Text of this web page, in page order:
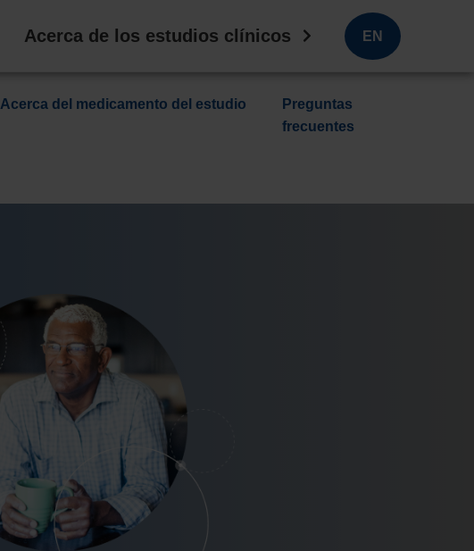
Acerca de los estudios clínicos EN
Acerca del medicamento del estudio
Preguntas
frecuentes